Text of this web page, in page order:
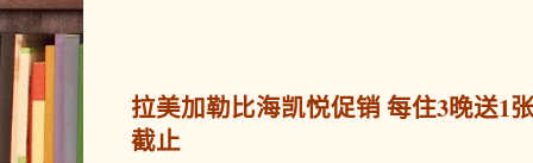
拉美加勒比海凯悦促销 每住3晚送1
截止